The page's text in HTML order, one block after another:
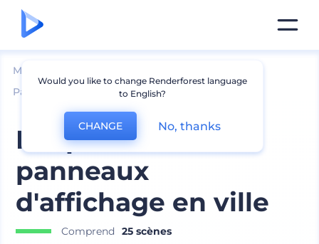
Mockups
Panneau d՛affichage et Mockup de bannière
Maquettes de
panneaux
d'affichage en ville
Comprend
25 scènes
Would you like to change Renderforest language
to English?
CHANGE No, thanks